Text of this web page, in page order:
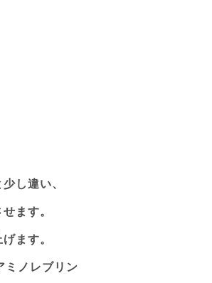
し違い、
ます。
ます。
ミノレブリン